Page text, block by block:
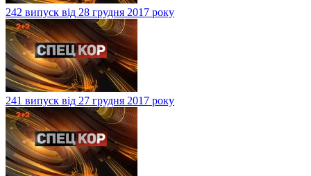
242 випуск від 28 грудня 2017 року
241 випуск від 27 грудня 2017 року